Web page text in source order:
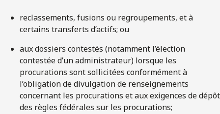
reclassements, fusions ou regroupements, et à
certains transferts d’actifs; ou
aux dossiers contestés (notamment l’élection
contestée d’un administrateur) lorsque les
procurations sont sollicitées conformément à
l’obligation de divulgation de renseignements
concernant les procurations et aux exigences de dépôt
des règles fédérales sur les procurations;